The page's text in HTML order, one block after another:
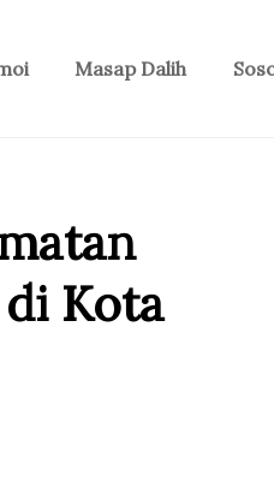
Masap Dalih
Kota